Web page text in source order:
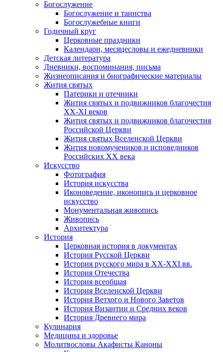
Богослужение
Богослужение и таинства
Богослужебные книги
Годичный круг
Церковные праздники
Календари, месяцесловы и ежедневники
Детская литература
Дневники, воспоминания, письма
Жизнеописания и биографические материалы
Жития святых
Патерики и отечники
Жития святых и подвижников благочестия
ХХ-XI веков
Жития святых и подвижников благочестия
Российской Церкви
Жития святых Вселенской Церкви
Жития новомучеников и исповедников
Российских ХХ века
Искусство
Фотография
История искусства
Иконоведение, иконопись и церковное
искусство
Монументальная живопись
Живопись
Архитектура
История
Церковная история в документах
История Русской Церкви
История русского мира в ХХ-ХХI вв.
История Отечества
История всеобщая
История Вселенской Церкви
История Ветхого и Нового Заветов
История Византии и Средних веков
История Древнего мира
Кулинария
Медицина и здоровье
Молитвословы Акафисты Каноны